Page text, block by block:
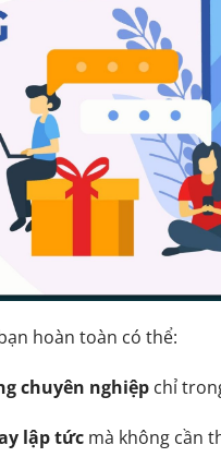
hoàn toàn có thể:
chuyên nghiệpchỉ
lập tứcmà không cần